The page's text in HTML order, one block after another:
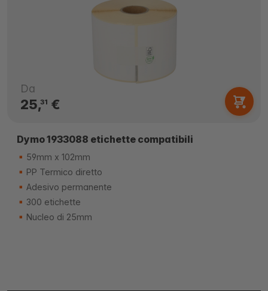
Da
25,31 €
Dymo 1933088 etichette compatibili
59mm x 102mm
PP Termico diretto
Adesivo permanente
300 etichette
Nucleo di 25mm